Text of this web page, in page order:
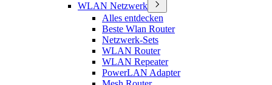
WLAN Netzwerk
Alles entdecken
Beste Wlan Router
Netzwerk-Sets
WLAN Router
WLAN Repeater
PowerLAN Adapter